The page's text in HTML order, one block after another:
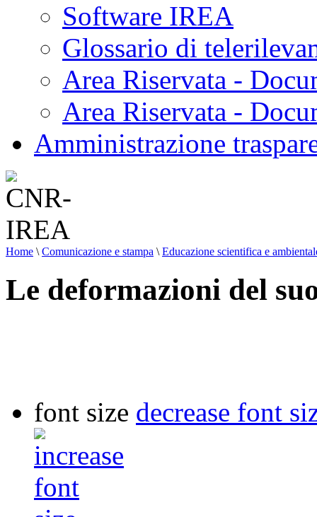
Software IREA
Glossario di
Area Riservata -
Area Riservata -
Amministrazione
Home \ Comunicazione e stampa \ Educazione scientifica e
Le deformazioni del
font size decrease font